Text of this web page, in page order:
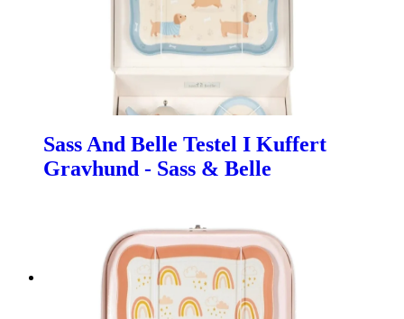
Sass And Belle Testel I Kuffert
Gravhund - Sass & Belle